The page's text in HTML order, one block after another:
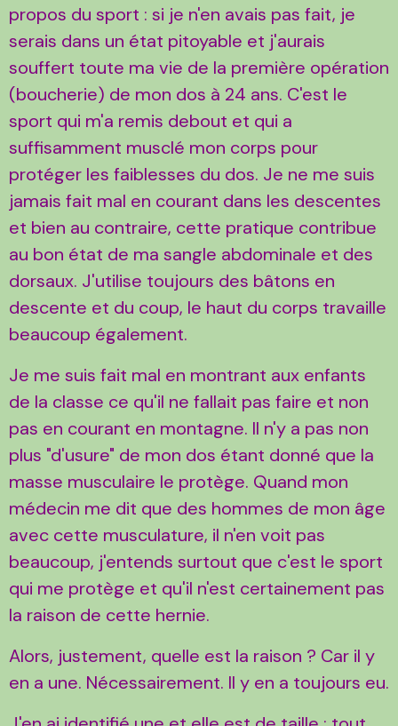
propos du sport : si je n'en avais pas fait, je
serais dans un état pitoyable et j'aurais
souffert toute ma vie de la première opération
(boucherie) de mon dos à 24 ans. C'est le
sport qui m'a remis debout et qui a
suffisamment musclé mon corps pour
protéger les faiblesses du dos. Je ne me suis
jamais fait mal en courant dans les descentes
et bien au contraire, cette pratique contribue
au bon état de ma sangle abdominale et des
dorsaux. J'utilise toujours des bâtons en
descente et du coup, le haut du corps travaille
beaucoup également.
Je me suis fait mal en montrant aux enfants
de la classe ce qu'il ne fallait pas faire et non
pas en courant en montagne. Il n'y a pas non
plus "d'usure" de mon dos étant donné que la
masse musculaire le protège. Quand mon
médecin me dit que des hommes de mon âge
avec cette musculature, il n'en voit pas
beaucoup, j'entends surtout que c'est le sport
qui me protège et qu'il n'est certainement pas
la raison de cette hernie.
Alors, justement, quelle est la raison ? Car il y
en a une. Nécessairement. Il y en a toujours eu.